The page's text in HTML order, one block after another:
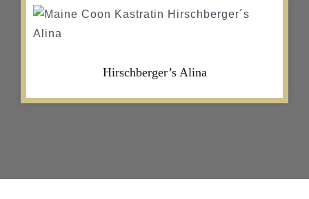
Hirschberger’s Alina